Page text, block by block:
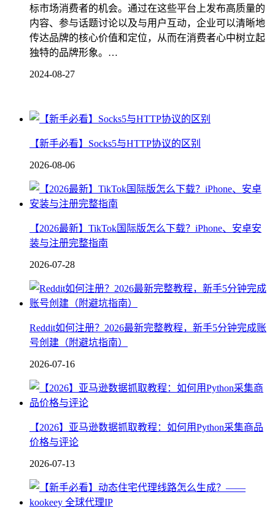
标市场消费者的机会。通过在这些平台上发布高质量的
内容、参与话题讨论以及与用户互动，企业可以清晰地
传达品牌的核心价值和定位，从而在消费者心中树立起
独特的品牌形象。…
2024-08-27
【新手必看】Socks5与HTTP协议的区别
2026-08-06
【2026最新】TikTok国际版怎么下载？iPhone、安卓安
装与注册完整指南
2026-07-28
Reddit如何注册？2026最新完整教程，新手5分钟完成账
号创建（附避坑指南）
2026-07-16
【2026】亚马逊数据抓取教程：如何用Python采集商品
价格与评论
2026-07-13